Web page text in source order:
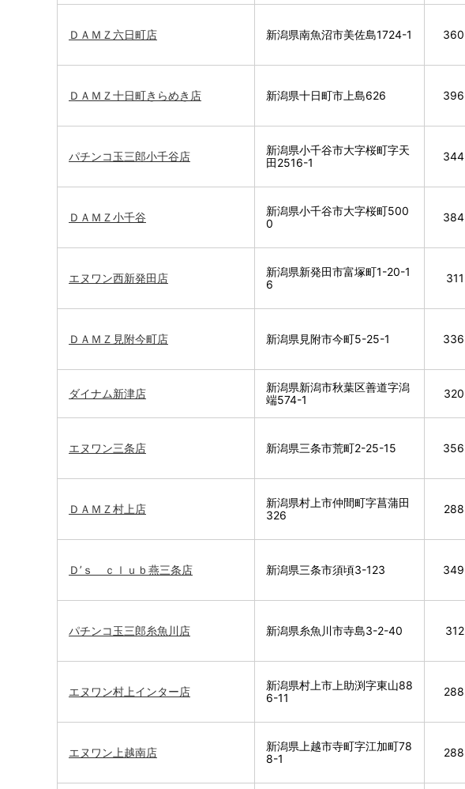
ＤＡＭＺ六日町店 新潟県南魚沼市美佐島1724-1 360
ＤＡＭＺ十日町きらめき店 新潟県十日町市上島626 396
パチンコ玉三郎小千谷店
新潟県小千谷市大字桜町字天
田2516-1
344
ＤＡＭＺ小千谷
新潟県小千谷市大字桜町500
0
384
エヌワン西新発田店
新潟県新発田市富塚町1-20-1
6
311
ＤＡＭＺ見附今町店 新潟県見附市今町5-25-1 336
ダイナム新津店
新潟県新潟市秋葉区善道字潟
端574-1
320
エヌワン三条店 新潟県三条市荒町2-25-15 356
ＤＡＭＺ村上店
新潟県村上市仲間町字菖蒲田
326
288
Ｄ’ｓ ｃｌｕｂ燕三条店 新潟県三条市須頃3-123 349
パチンコ玉三郎糸魚川店 新潟県糸魚川市寺島3-2-40 312
エヌワン村上インター店
新潟県村上市上助渕字東山88
6-11
288
エヌワン上越南店
新潟県上越市寺町字江加町78
8-1
288